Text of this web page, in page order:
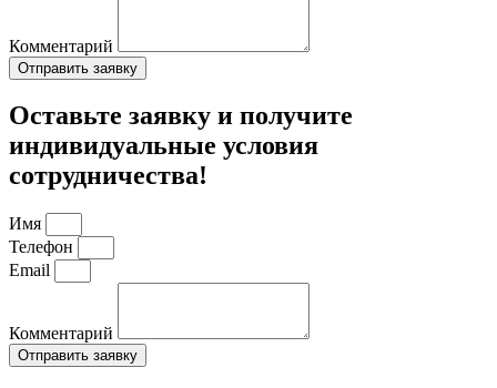
Комментарий
Отправить заявку
Оставьте заявку и получите
индивидуальные условия
сотрудничества!
Имя
Телефон
Email
Комментарий
Отправить заявку